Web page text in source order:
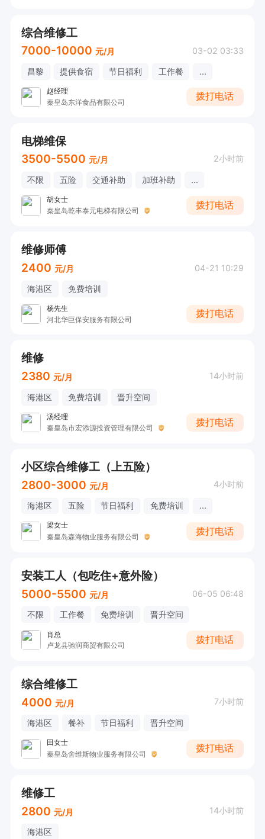
综合维修工
7000-10000 元/月 03-02 03:33
昌黎 提供食宿 节日福利 工作餐 ...
赵经理
秦皇岛东洋食品有限公司
拨打电话
电梯维保
3500-5500 元/月 2小时前
不限 五险 交通补助 加班补助 ...
胡女士
秦皇岛乾丰泰元电梯有限公司
拨打电话
维修师傅
2400 元/月 04-21 10:29
海港区 免费培训
杨先生
河北华巨保安服务有限公司
拨打电话
维修
2380 元/月 14小时前
海港区 免费培训 晋升空间
汤经理
秦皇岛市宏添源投资管理有限公司
拨打电话
小区综合维修工（上五险）
2800-3000 元/月 4小时前
海港区 五险 节日福利 免费培训 ...
梁女士
秦皇岛森海物业服务有限公司
拨打电话
安装工人（包吃住+意外险）
5000-5500 元/月 06-05 06:48
不限 工作餐 免费培训 晋升空间
肖总
卢龙县驰润商贸有限公司
拨打电话
综合维修工
4000 元/月 7小时前
海港区 餐补 节日福利 晋升空间
田女士
秦皇岛舍维斯物业服务有限公司
拨打电话
维修工
2800 元/月 14小时前
海港区